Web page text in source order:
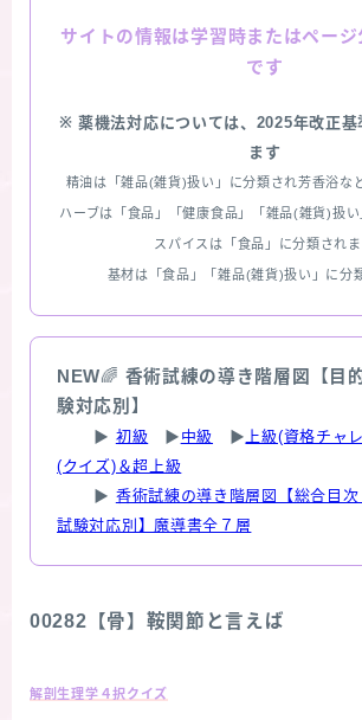
サイトの情報は学習時またはペー
です
※ 薬機法対応については、2025年改正基
ます
精油は「雑品(雑貨)扱い」に分類され芳香浴な
ハーブは「食品」「健康食品」「雑品(雑貨)扱
スパイスは「食品」に分類され
基材は「食品」「雑品(雑貨)扱い」に分
NEW🌈 香術試練の導き階層図【目
験対応別】
▶ 初級 ▶ 中級 ▶ 上級(資格チャ
(クイズ)＆超上級
▶ 香術試練の導き階層図【総合目
試験対応別】魔導書全７層
00282【骨】鞍関節と言えば
解剖生理学４択クイズ